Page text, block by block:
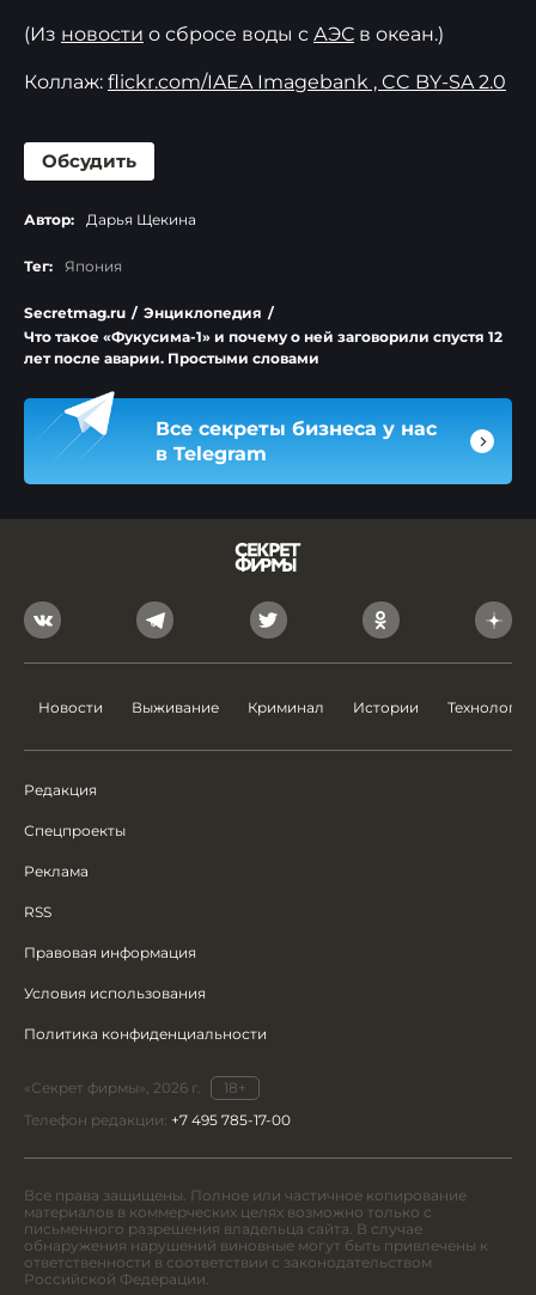
(Из новости о сбросе воды с АЭС в океан.)
Коллаж: flickr.com/IAEA Imagebank , CC BY-SA 2.0
Обсудить
Автор: Дарья Щекина
Тег: Япония
Secretmag.ru / Энциклопедия /
Что такое «Фукусима-1» и почему о ней заговорили спустя 12
лет после аварии. Простыми словами
Все секреты бизнеса у нас
в Telegram
Новости Выживание Криминал Истории Технологии
Редакция
Спецпроекты
Реклама
RSS
Правовая информация
Условия использования
Политика конфиденциальности
«Секрет фирмы», 2026 г.
18+
Телефон редакции: +7 495 785-17-00
Все права защищены. Полное или частичное копирование
материалов в коммерческих целях возможно только с
письменного разрешения владельца сайта. В случае
обнаружения нарушений виновные могут быть привлечены к
ответственности в соответствии с законодательством
Российской Федерации.